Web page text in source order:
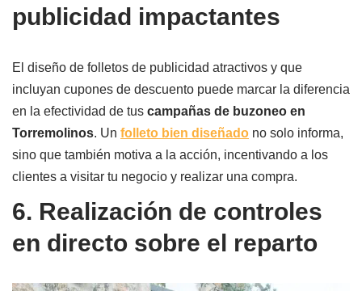
publicidad impactantes
El diseño de folletos de publicidad atractivos y que
incluyan cupones de descuento puede marcar la diferencia
en la efectividad de tus campañas de buzoneo en
Torremolinos. Un folleto bien diseñado no solo informa,
sino que también motiva a la acción, incentivando a los
clientes a visitar tu negocio y realizar una compra.
6. Realización de controles
en directo sobre el reparto